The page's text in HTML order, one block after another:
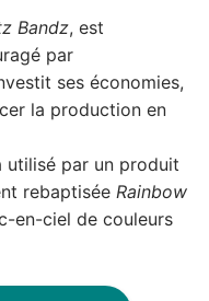
Bandz, est
par
ses économies,
la production en
utilisé par un produit
rebaptisée Rainbow
en-ciel de couleurs